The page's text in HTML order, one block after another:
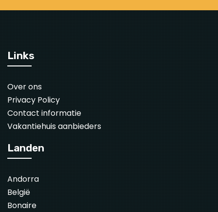
Links
Over ons
Privacy Policy
Contact informatie
Vakantiehuis aanbieders
Landen
Andorra
België
Bonaire